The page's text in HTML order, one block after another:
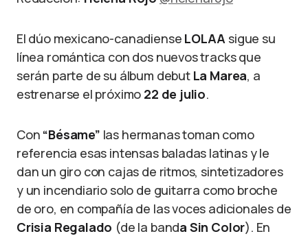
El dúo mexicano-canadiense LOLAAsigue su
línea romántica con dos nuevos tracks que
serán parte de su álbum debutLa Marea, a
estrenarse el próximo 22 de julio.
Con “Bésame” las hermanas toman como
referencia esas intensas baladas latinas y le
dan un giro con cajas de ritmos, sintetizadores
y un incendiario solo de guitarra como broche
de oro, en compañía de las voces adicionales de
Crisia Regalado (de la banda Sin Color). En